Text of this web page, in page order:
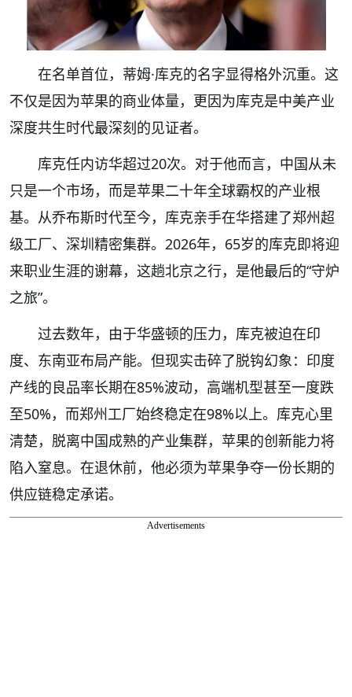
在名单首位，蒂姆·库克的名字显得格外沉重。这
不仅是因为苹果的商业体量，更因为库克是中美产业
深度共生时代最深刻的见证者。
库克任内访华超过20次。对于他而言，中国从未
只是一个市场，而是苹果二十年全球霸权的产业根
基。从乔布斯时代至今，库克亲手在华搭建了郑州超
级工厂、深圳精密集群。2026年，65岁的库克即将迎
来职业生涯的谢幕，这趟北京之行，是他最后的“守炉
之旅”。
过去数年，由于华盛顿的压力，库克被迫在印
度、东南亚布局产能。但现实击碎了脱钩幻象：印度
产线的良品率长期在85%波动，高端机型甚至一度跌
至50%，而郑州工厂始终稳定在98%以上。库克心里
清楚，脱离中国成熟的产业集群，苹果的创新能力将
陷入窒息。在退休前，他必须为苹果争夺一份长期的
供应链稳定承诺。
Advertisements